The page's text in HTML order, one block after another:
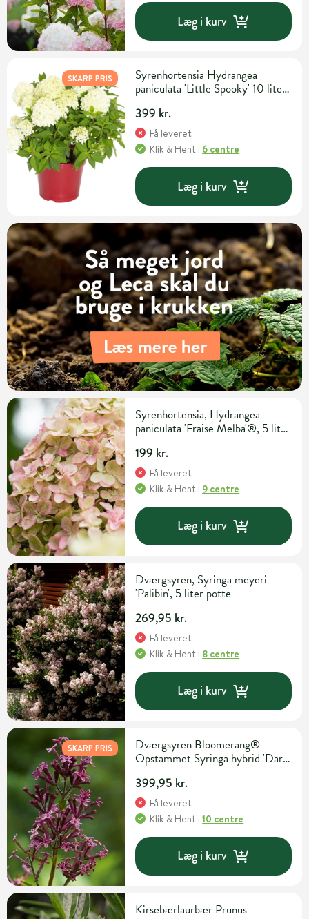
Læg i kurv
SKARP PRIS
Syrenhortensia Hydrangea
paniculata 'Little Spooky' 10 liter
399 kr.
Få leveret
Klik & Hent i 6 centre
Læg i kurv
Syrenhortensia, Hydrangea
paniculata 'Fraise Melba'®, 5 liter
199 kr.
Få leveret
Klik & Hent i 9 centre
Læg i kurv
Dværgsyren, Syringa meyeri
'Palibin', 5 liter potte
269,95 kr.
Få leveret
Klik & Hent i 8 centre
Læg i kurv
SKARP PRIS
Dværgsyren Bloomerang®
Opstammet Syringa hybrid 'Dark
399,95 kr.
Få leveret
Klik & Hent i10 centre
Læg i kurv
Kirsebærlaurbær Prunus